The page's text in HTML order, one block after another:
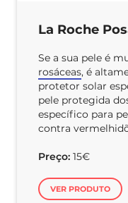
La Roche
Se a sua pele é
rosáceas, é
protetor solar
pele protegida
específico para
contra
Preço: 15€
VER PRODUTO